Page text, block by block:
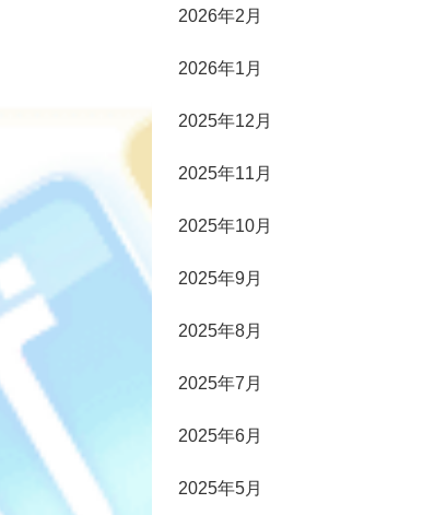
2026年2月
2026年1月
2025年12月
2025年11月
2025年10月
2025年9月
2025年8月
2025年7月
2025年6月
2025年5月